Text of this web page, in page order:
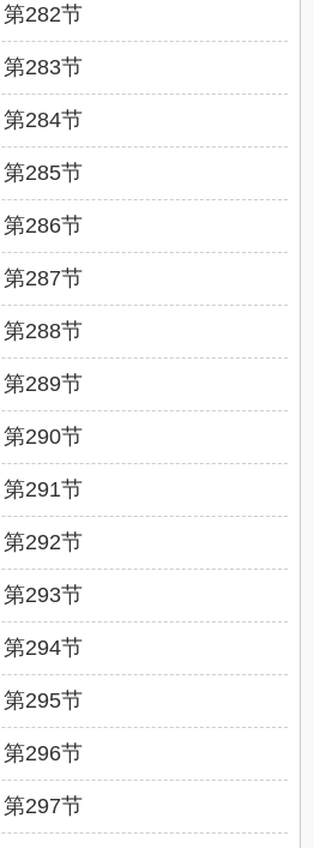
282节
283节
284节
285节
286节
287节
288节
289节
290节
291节
292节
293节
294节
295节
296节
297节